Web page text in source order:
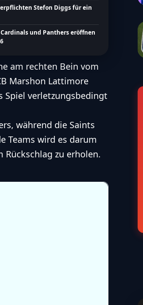
Stefon Diggs für ein
und Panthers eröffnen
am rechten Bein vom
Marshon Lattimore
Spiel verletzungsbedingt
während die Saints
Teams wird es darum
Rückschlag zu erholen.